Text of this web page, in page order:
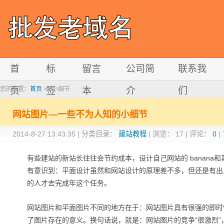
首
页
标
签
留言
本
公司简
介
联系我
们
您的位置： 首页 >> 小细节
网站图片—一些不为人知的小细节
2014-8-27 13:43:35 | 分类目录： 建站教程 | 浏览： 17 | 评论： 0 |
有些建站的新站长往往会节约成本，设计自己网站的 banana
有意识到：平面设计虽然和网站设计的原理差不多，但还是有
的人才去完成年这个任务。
网站图片和平面图片不同的地方在于：网站图片具有很强的即
了图片存在的意义。换句话说，就是：网站图片的竞争“很激